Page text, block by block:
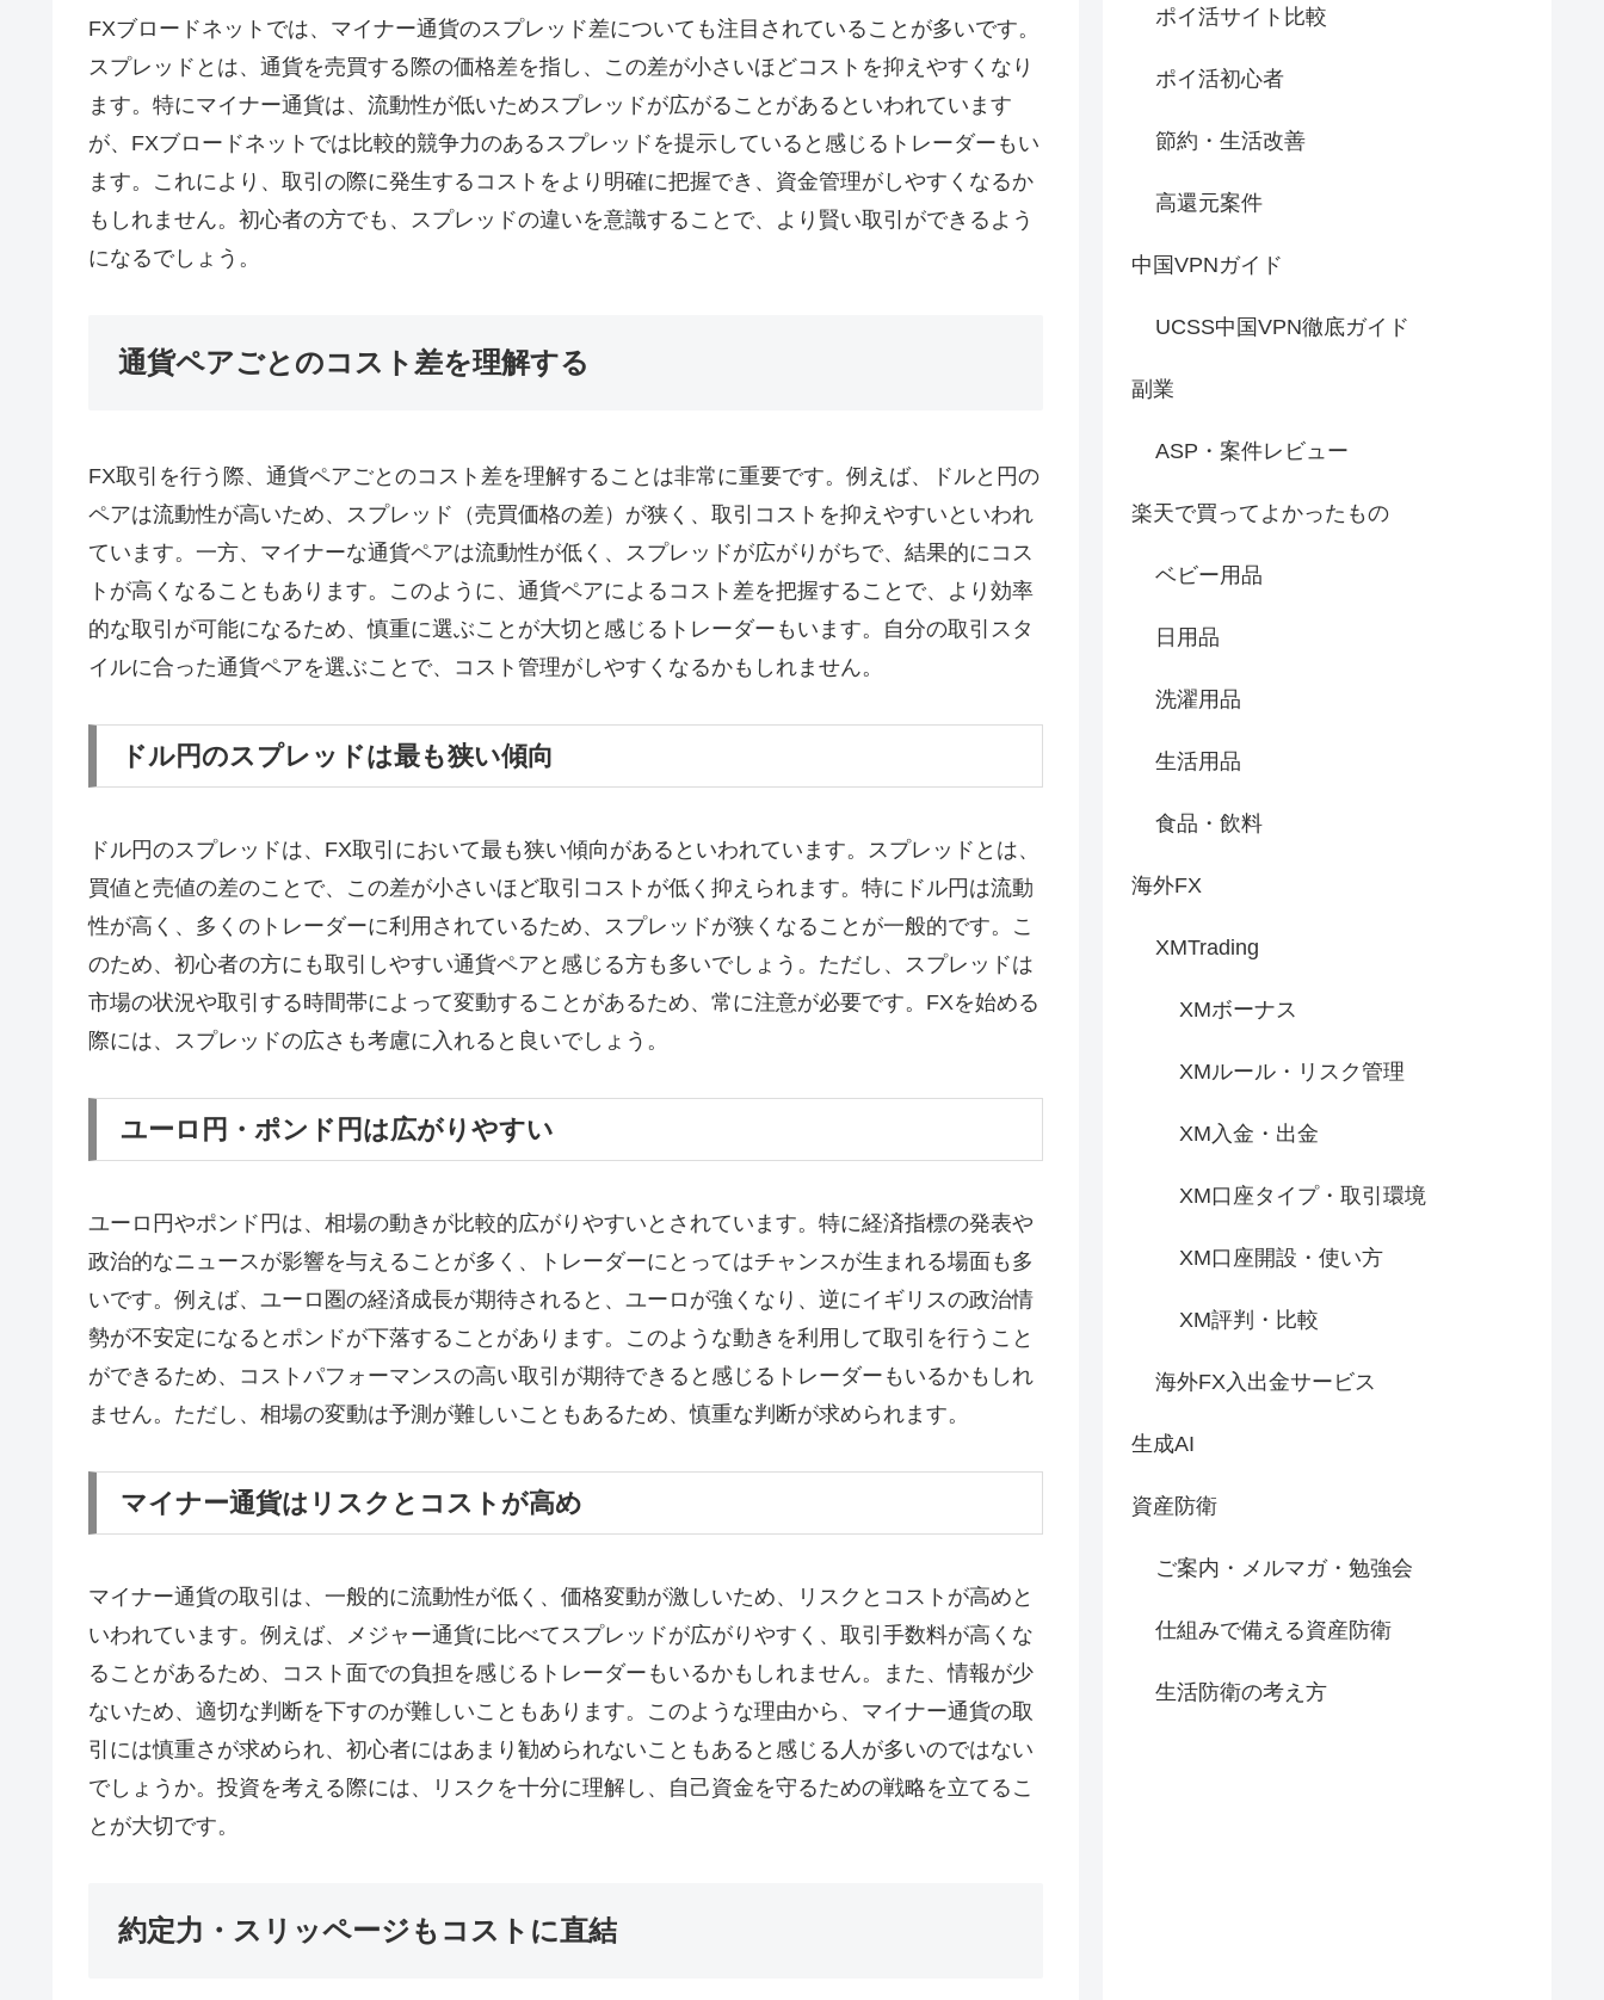
FXブロードネットでは、マイナー通貨のスプレッド差についても注目されていることが多いです。
スプレッドとは、通貨を売買する際の価格差を指し、この差が小さいほどコストを抑えやすくなり
ます。特にマイナー通貨は、流動性が低いためスプレッドが広がることがあるといわれています
が、FXブロードネットでは比較的競争力のあるスプレッドを提示していると感じるトレーダーもい
ます。これにより、取引の際に発生するコストをより明確に把握でき、資金管理がしやすくなるか
もしれません。初心者の方でも、スプレッドの違いを意識することで、より賢い取引ができるよう
になるでしょう。
通貨ペアごとのコスト差を理解する
FX取引を行う際、通貨ペアごとのコスト差を理解することは非常に重要です。例えば、ドルと円の
ペアは流動性が高いため、スプレッド（売買価格の差）が狭く、取引コストを抑えやすいといわれ
ています。一方、マイナーな通貨ペアは流動性が低く、スプレッドが広がりがちで、結果的にコス
トが高くなることもあります。このように、通貨ペアによるコスト差を把握することで、より効率
的な取引が可能になるため、慎重に選ぶことが大切と感じるトレーダーもいます。自分の取引スタ
イルに合った通貨ペアを選ぶことで、コスト管理がしやすくなるかもしれません。
ドル円のスプレッドは最も狭い傾向
ドル円のスプレッドは、FX取引において最も狭い傾向があるといわれています。スプレッドとは、
買値と売値の差のことで、この差が小さいほど取引コストが低く抑えられます。特にドル円は流動
性が高く、多くのトレーダーに利用されているため、スプレッドが狭くなることが一般的です。こ
のため、初心者の方にも取引しやすい通貨ペアと感じる方も多いでしょう。ただし、スプレッドは
市場の状況や取引する時間帯によって変動することがあるため、常に注意が必要です。FXを始める
際には、スプレッドの広さも考慮に入れると良いでしょう。
ユーロ円・ポンド円は広がりやすい
ユーロ円やポンド円は、相場の動きが比較的広がりやすいとされています。特に経済指標の発表や
政治的なニュースが影響を与えることが多く、トレーダーにとってはチャンスが生まれる場面も多
いです。例えば、ユーロ圏の経済成長が期待されると、ユーロが強くなり、逆にイギリスの政治情
勢が不安定になるとポンドが下落することがあります。このような動きを利用して取引を行うこと
ができるため、コストパフォーマンスの高い取引が期待できると感じるトレーダーもいるかもしれ
ません。ただし、相場の変動は予測が難しいこともあるため、慎重な判断が求められます。
マイナー通貨はリスクとコストが高め
マイナー通貨の取引は、一般的に流動性が低く、価格変動が激しいため、リスクとコストが高めと
いわれています。例えば、メジャー通貨に比べてスプレッドが広がりやすく、取引手数料が高くな
ることがあるため、コスト面での負担を感じるトレーダーもいるかもしれません。また、情報が少
ないため、適切な判断を下すのが難しいこともあります。このような理由から、マイナー通貨の取
引には慎重さが求められ、初心者にはあまり勧められないこともあると感じる人が多いのではない
でしょうか。投資を考える際には、リスクを十分に理解し、自己資金を守るための戦略を立てるこ
とが大切です。
約定力・スリッページもコストに直結
ポイ活サイト比較
ポイ活初心者
節約・生活改善
高還元案件
中国VPNガイド
UCSS中国VPN徹底ガイド
副業
ASP・案件レビュー
楽天で買ってよかったもの
ベビー用品
日用品
洗濯用品
生活用品
食品・飲料
海外FX
XMTrading
XMボーナス
XMルール・リスク管理
XM入金・出金
XM口座タイプ・取引環境
XM口座開設・使い方
XM評判・比較
海外FX入出金サービス
生成AI
資産防衛
ご案内・メルマガ・勉強会
仕組みで備える資産防衛
生活防衛の考え方